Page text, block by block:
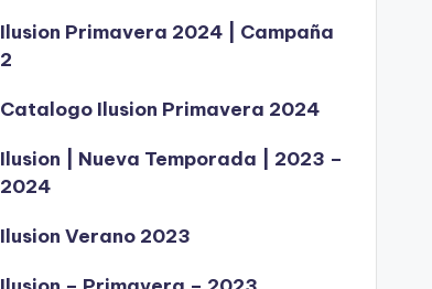
Ilusion Primavera 2024 | Campaña
2
Catalogo Ilusion Primavera 2024
Ilusion | Nueva Temporada | 2023 –
2024
Ilusion Verano 2023